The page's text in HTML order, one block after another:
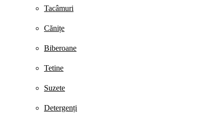
Tacâmuri
Cănițe
Biberoane
Tetine
Suzete
Detergenți